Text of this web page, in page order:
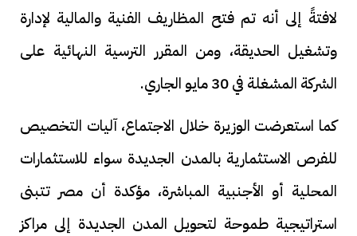
لافتةً إلى أنه تم فتح المظاريف الفنية والمالية لإدارة
وتشغيل الحديقة، ومن المقرر الترسية النهائية على
الشركة المشغلة في 30 مايو الجاري.
كما استعرضت الوزيرة خلال الاجتماع، آليات التخصيص
للفرص الاستثمارية بالمدن الجديدة سواء للاستثمارات
المحلية أو الأجنبية المباشرة، مؤكدة أن مصر تتبنى
استراتيجية طموحة لتحويل المدن الجديدة إلى مراكز